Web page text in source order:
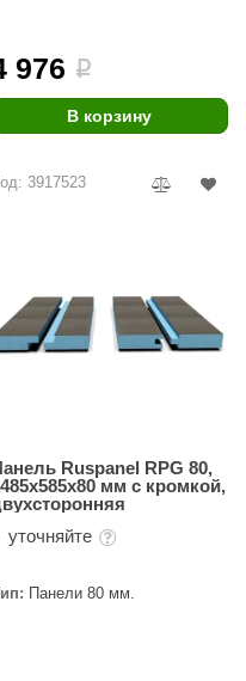
976 i
В корзину
3917523
Ruspanel RPG 80,
мм с кромкой,
уточняйте
Панели 80 мм.